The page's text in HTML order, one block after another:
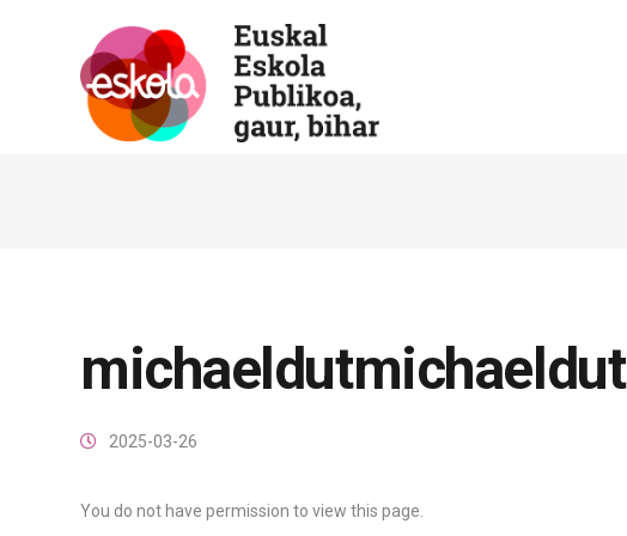
michaeldutmichaeldut
2025-03-26
You do not have permission to view this page.